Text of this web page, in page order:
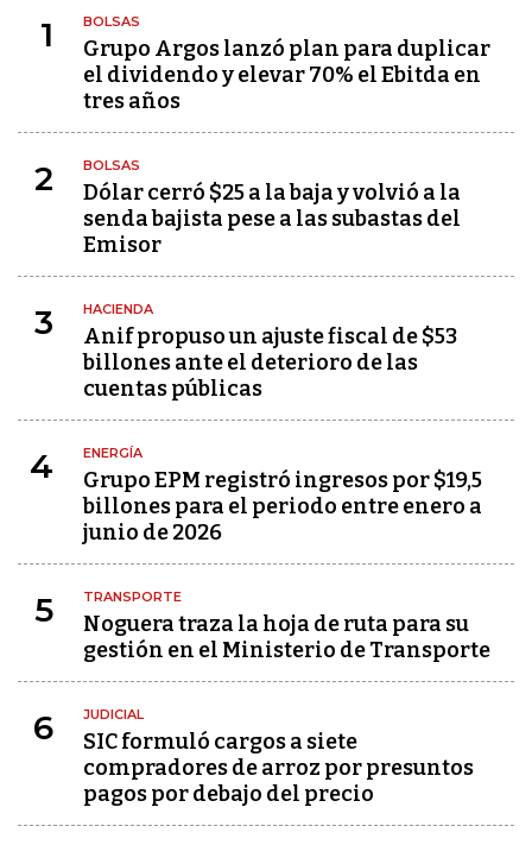
1 BOLSAS
Grupo Argos lanzó plan para duplicar
el dividendo y elevar 70% el Ebitda en
tres años
2 BOLSAS
Dólar cerró $25 a la baja y volvió a la
senda bajista pese a las subastas del
Emisor
3 HACIENDA
Anif propuso un ajuste fiscal de $53
billones ante el deterioro de las
cuentas públicas
4 ENERGÍA
Grupo EPM registró ingresos por $19,5
billones para el periodo entre enero a
junio de 2026
5 TRANSPORTE
Noguera traza la hoja de ruta para su
gestión en el Ministerio de Transporte
6 JUDICIAL
SIC formuló cargos a siete
compradores de arroz por presuntos
pagos por debajo del precio